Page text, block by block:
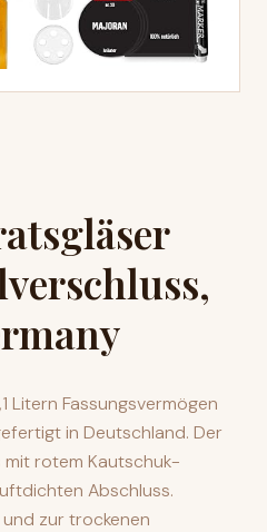
Litern Fassungsvermögen
in Deutschland. Der
mit rotem Kautschuk-
Abschluss.
zur trockenen